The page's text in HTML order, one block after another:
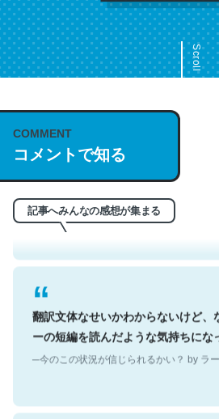
Scroll
COMMENT
コメントで知る
記事へみんなの感想が集まる
これは名文。彼はとてもクレバーな
う。英語少しでも読める人は原文も
れ好き。Let’s Fucking Go. Then
─今のこの状況が信じられるかい？ by ラー
翻訳文体なせいかわからないけど、
ーの短編を読んだような気持ちにな